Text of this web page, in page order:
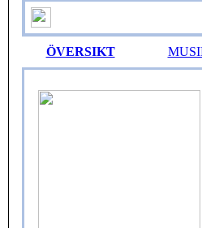
ÖVERSIKT